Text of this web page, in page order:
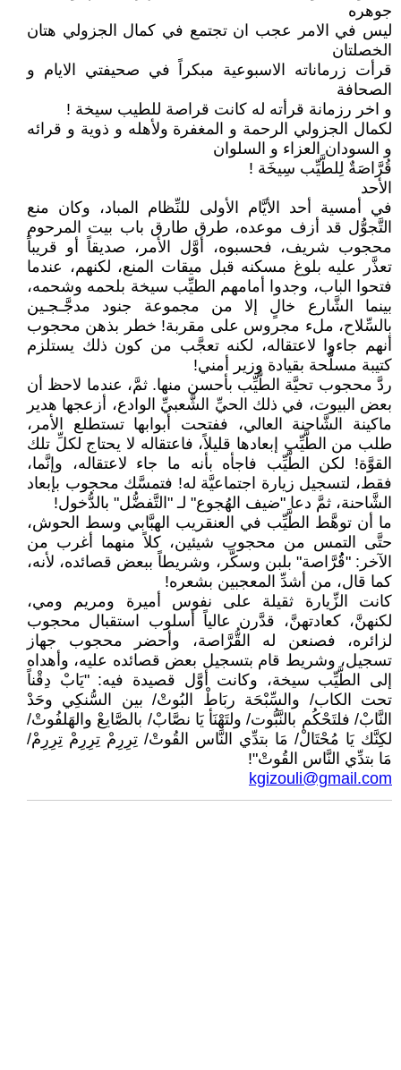
جوهره
ليس في الامر عجب ان تجتمع في كمال الجزولي هتان
الخصلتان
قرأت زرماناته الاسبوعية مبكراً في صحيفتي الايام و
الصحافة
و اخر رزمانة قرأته له كانت قراصة للطيب سيخة !
لكمال الجزولي الرحمة و المغفرة ولأهله و ذوية و قرائه
و السودان العزاء و السلوان
قُرَّاصَةٌ لِلطَّيِّب سِيخَة !
الأحد
في أمسية أحد الأيَّام الأولى للنِّظام المباد، وكان منع
التَّجوُّل قد أزف موعده، طرق طارق باب بيت المرحوم
محجوب شريف، فحسبوه، أوَّل الأمر، صديقاً أو قريباً
تعذَّر عليه بلوغ مسكنه قبل ميقات المنع، لكنهم، عندما
فتحوا الباب، وجدوا أمامهم الطيِّب سيخة بلحمه وشحمه،
بينما الشَّارع خالٍ إلا من مجموعة جنود مدجَّـجـين
بالسِّلاح، ملء مجروس على مقربة! خطر بذهن محجوب
أنهم جاءوا لاعتقاله، لكنه تعجَّب من كون ذلك يستلزم
كتيبة مسلَّحة بقيادة وزير أمني!
ردَّ محجوب تحيَّة الطَّيِّب بأحسن منها. ثمَّ، عندما لاحظ أن
بعض البيوت، في ذلك الحيِّ الشَّعبيِّ الوادع، أزعجها هدير
ماكينة الشَّاحنة العالي، ففتحت أبوابها تستطلع الأمر،
طلب من الطَّيِّب إبعادها قليلاً، فاعتقاله لا يحتاج لكلِّ تلك
القوَّة! لكن الطَّيِّب فاجأه بأنه ما جاء لاعتقاله، وإنَّما،
فقط، لتسجيل زيارة اجتماعيَّة له! فتمسَّك محجوب بإبعاد
الشَّاحنة، ثمَّ دعا "ضيف الهُجوع" لـ "التَّفضُّل" بالدُّخول!
ما أن توهَّط الطَّيِّب في العنقريب الهبَّابي وسط الحوش،
حتَّى التمس من محجوب شيئين، كلاً منهما أغرب من
الآخر: "قُُرَّاصة" بلبن وسكَّر، وشريطاً ببعض قصائده، لأنه،
كما قال، من أشدِّ المعجبين بشعره!
كانت الزِّيارة ثقيلة على نفوس أميرة ومريم ومي،
لكنهنَّ، كعادتهنَّ، قدَّرن عالياً أسلوب استقبال محجوب
لزائره، فصنعن له القُّرَّاصة، وأحضر محجوب جهاز
تسجيل، وشريط قام بتسجيل بعض قصائده عليه، وأهداه
إلى الطَّيِّب سيخة، وكانت أوَّل قصيدة فيه: "يَابْ دِقْناً
تحت الكاب/ والسِّبْحَة ربَاطْ البُوتْ/ بين السُّنكِي وحَدْ
النَّابْ/ فلتَحْكُم بالنَّبُّوت/ ولتَهْنَأ يَا نصَّابْ/ بالصَّايعْ والهَلفُوتْ/
لكِنَّك يَا مُحْتَالْ/ مَا بتدِّي النَّاس القُوتْ/ تِرِرِمْ تِرِرِمْ تِرِرِمْ/
مَا بتدِّي النَّاس القُوتْ"!
kgizouli@gmail.com